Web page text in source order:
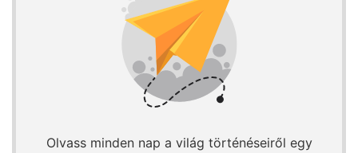
Olvass minden nap a világ történéseiről egy